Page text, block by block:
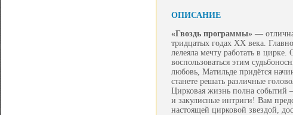
ОПИСАНИЕ
«Гвоздь программы» —
тридцатых годах XX века.
лелеяла мечту работать в
воспользоваться этим
любовь, Матильде придётся
станете решать различные
Цирковая жизнь полна событий
и закулисные интриги! Вам
настоящей цирковой звездой,